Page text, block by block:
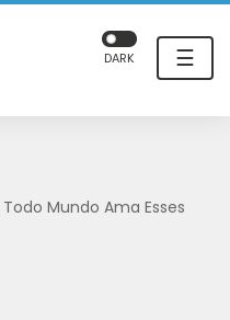
☰
DARK
Mundo Ama Esses